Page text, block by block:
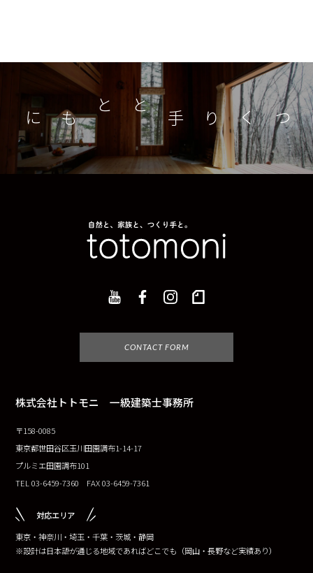
つくり手とともに
CONTACT FORM
株式会社トトモニ 一級建築士事務所
〒158-0085
東京都世田谷区玉川田園調布1-14-17
プルミエ田園調布101
TEL 03-6459-7360 FAX 03-6459-7361
対応エリア
東京・神奈川・埼玉・千葉・茨城・静岡
※設計は日本語が通じる地域であればどこでも（岡山・長野など実績あり）